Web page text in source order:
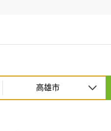
高雄市